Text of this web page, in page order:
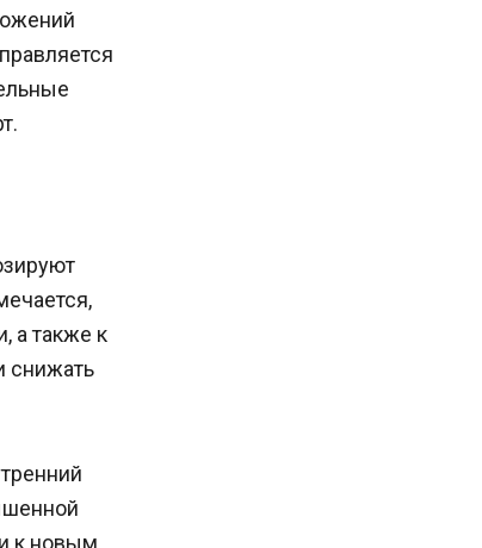
а также к
снижать
к новым